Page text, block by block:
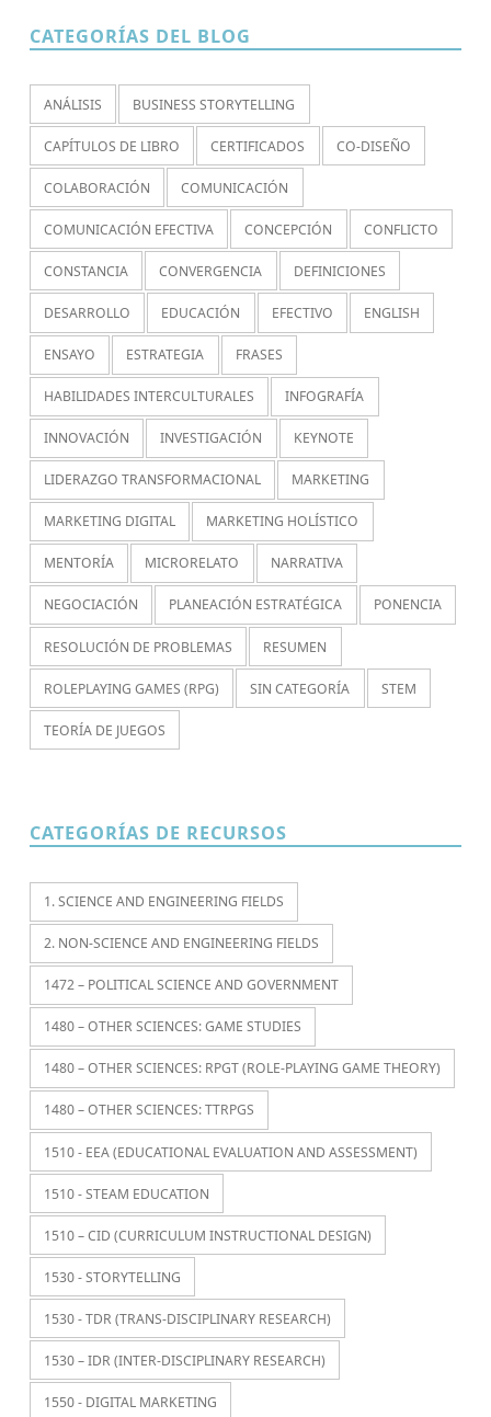
CATEGORÍAS DEL BLOG
ANÁLISIS BUSINESS STORYTELLING
CAPÍTULOS DE LIBRO CERTIFICADOS CO-DISEÑO
COLABORACIÓN COMUNICACIÓN
COMUNICACIÓN EFECTIVA CONCEPCIÓN CONFLICTO
CONSTANCIA CONVERGENCIA DEFINICIONES
DESARROLLO EDUCACIÓN EFECTIVO ENGLISH
ENSAYO ESTRATEGIA FRASES
HABILIDADES INTERCULTURALES INFOGRAFÍA
INNOVACIÓN INVESTIGACIÓN KEYNOTE
LIDERAZGO TRANSFORMACIONAL MARKETING
MARKETING DIGITAL MARKETING HOLÍSTICO
MENTORÍA MICRORELATO NARRATIVA
NEGOCIACIÓN PLANEACIÓN ESTRATÉGICA PONENCIA
RESOLUCIÓN DE PROBLEMAS RESUMEN
ROLEPLAYING GAMES (RPG) SIN CATEGORÍA STEM
TEORÍA DE JUEGOS
CATEGORÍAS DE RECURSOS
1. SCIENCE AND ENGINEERING FIELDS
2. NON-SCIENCE AND ENGINEERING FIELDS
1472 – POLITICAL SCIENCE AND GOVERNMENT
1480 – OTHER SCIENCES: GAME STUDIES
1480 – OTHER SCIENCES: RPGT (ROLE-PLAYING GAME THEORY)
1480 – OTHER SCIENCES: TTRPGS
1510 - EEA (EDUCATIONAL EVALUATION AND ASSESSMENT)
1510 - STEAM EDUCATION
1510 – CID (CURRICULUM INSTRUCTIONAL DESIGN)
1530 - STORYTELLING
1530 - TDR (TRANS-DISCIPLINARY RESEARCH)
1530 – IDR (INTER-DISCIPLINARY RESEARCH)
1550 - DIGITAL MARKETING